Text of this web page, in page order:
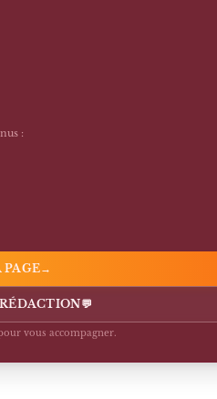
:
PAGE→
💬
vous accompagner.